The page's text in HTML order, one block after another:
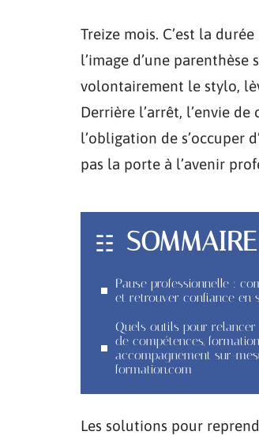
Treize mois. C’est la
l’image d’une
volontairement le stylo,
Derrière l’arrêt, l’envie
l’obligation de s’occuper
pas la porte à l’avenir
SOMMAIRE
Pause professionnelle :
et retrouver confiance en
Quels outils pour
de compétences,
accompagnement sur-
formation.com
Les solutions pour